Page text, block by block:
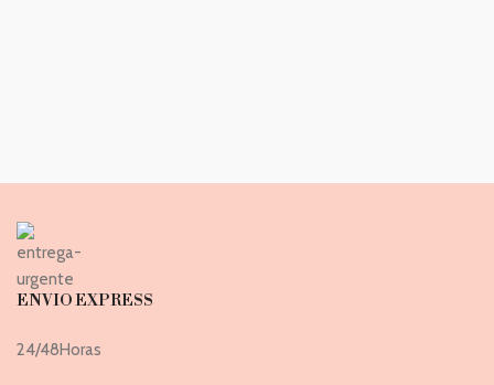
ENVIO EXPRESS
24/48Horas